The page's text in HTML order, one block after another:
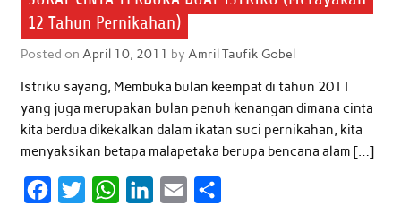
12 Tahun Pernikahan)
Posted on April 10, 2011 by Amril Taufik Gobel
Istriku sayang, Membuka bulan keempat di tahun 2011
yang juga merupakan bulan penuh kenangan dimana cinta
kita berdua dikekalkan dalam ikatan suci pernikahan, kita
menyaksikan betapa malapetaka berupa bencana alam […]
W